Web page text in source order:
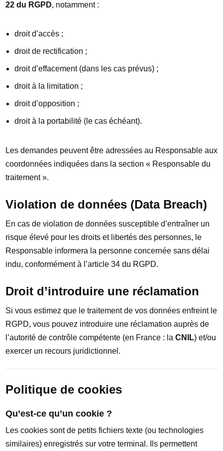
22 du RGPD, notamment :
droit d’accès ;
droit de rectification ;
droit d’effacement (dans les cas prévus) ;
droit à la limitation ;
droit d’opposition ;
droit à la portabilité (le cas échéant).
Les demandes peuvent être adressées au Responsable aux
coordonnées indiquées dans la section « Responsable du
traitement ».
Violation de données (Data Breach)
En cas de violation de données susceptible d’entraîner un
risque élevé pour les droits et libertés des personnes, le
Responsable informera la personne concernée sans délai
indu, conformément à l’article 34 du RGPD.
Droit d’introduire une réclamation
Si vous estimez que le traitement de vos données enfreint le
RGPD, vous pouvez introduire une réclamation auprès de
l’autorité de contrôle compétente (en France : la CNIL) et/ou
exercer un recours juridictionnel.
Politique de cookies
Qu’est-ce qu’un cookie ?
Les cookies sont de petits fichiers texte (ou technologies
similaires) enregistrés sur votre terminal. Ils permettent